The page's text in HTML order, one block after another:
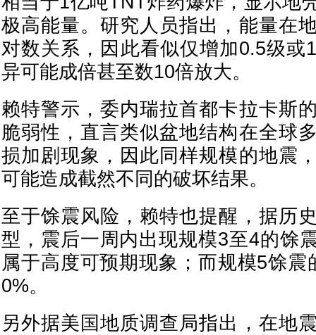
极高能量。研究人员指出，能量在
对数关系，因此看似仅增加0.5级或
异可能成倍甚至数10倍放大。
赖特警示，委内瑞拉首都卡拉卡斯
脆弱性，直言类似盆地结构在全球
损加剧现象，因此同样规模的地震
可能造成截然不同的破坏结果。
至于馀震风险，赖特也提醒，据历
型，震后一周内出现规模3至4的馀
属于高度可预期现象；而规模5馀震
0%。
另外据美国地质调查局指出，在地